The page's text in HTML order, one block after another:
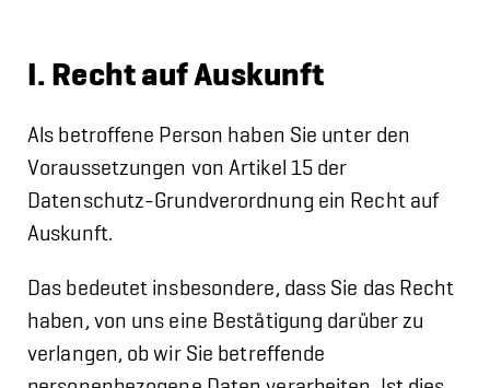
I. Recht auf Auskunft
Als betroffene Person haben Sie unter den
Voraussetzungen von Artikel 15 der
Datenschutz-Grundverordnung ein Recht auf
Auskunft.
Das bedeutet insbesondere, dass Sie das Recht
haben, von uns eine Bestätigung darüber zu
verlangen, ob wir Sie betreffende